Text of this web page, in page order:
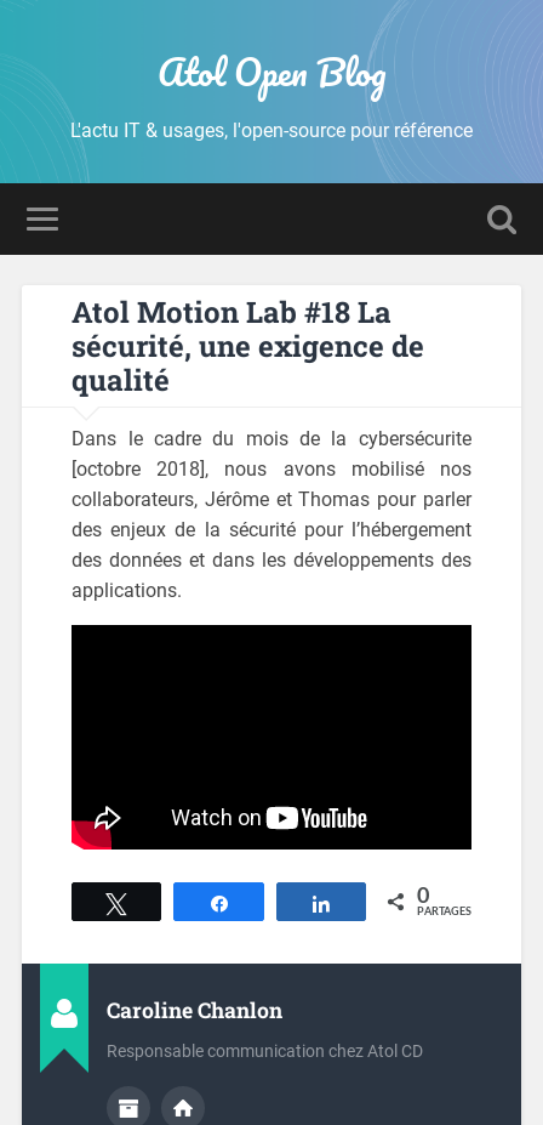
Atol Open Blog
L'actu IT & usages, l'open-source pour référence
Atol Motion Lab #18 La
sécurité, une exigence de
qualité
Dans le cadre du mois de la cybersécurite
[octobre 2018], nous avons mobilisé nos
collaborateurs, Jérôme et Thomas pour parler
des enjeux de la sécurité pour l’hébergement
des données et dans les développements des
applications.
Partagez 0
PARTAGES
Caroline Chanlon
Responsable communication chez Atol CD